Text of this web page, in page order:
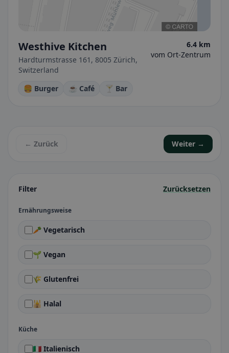
Filter Zurücksetzen
Ernährungsweise
🥕 Vegetarisch
🌱 Vegan
🌾 Glutenfrei
🕌 Halal
Küche
🇮🇹 Italienisch
Westhive Kitchen
Hardturmstrasse 161, 8005 Zürich,
Switzerland
6.4 km
vom Ort-Zentrum
🍔 Burger ☕ Café 🍸 Bar
← Zurück Weiter →